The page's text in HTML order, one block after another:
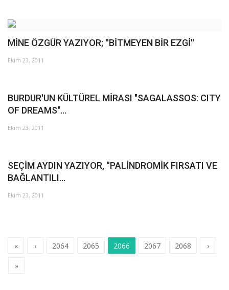
MİNE ÖZGÜR YAZIYOR; ''BİTMEYEN BİR EZGİ''
Ekim 23, 2011
BURDUR'UN KÜLTÜREL MİRASI "SAGALASSOS: CITY
OF DREAMS"...
Ekim 23, 2011
SEÇİM AYDIN YAZIYOR, ''PALİNDROMİK FIRSATI VE
BAĞLANTILI...
Ekim 23, 2011
« ‹ 2064 2065 2066 2067 2068 ›
»